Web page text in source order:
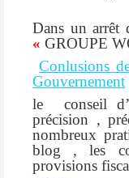
Dans un arrêt
« GROUPE
Conlusions
Gouvernement
le
conseil
précision ,
nombreux
blog , les
provisions